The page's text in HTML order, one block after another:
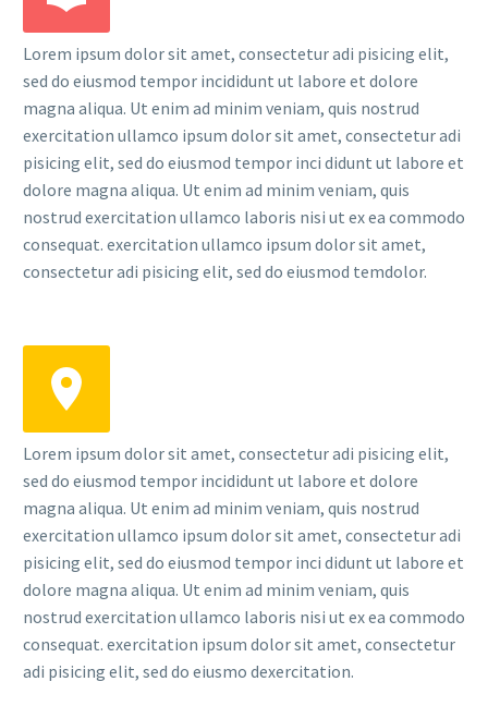
Lorem ipsum dolor sit amet, consectetur adi pisicing elit,
sed do eiusmod tempor incididunt ut labore et dolore
magna aliqua. Ut enim ad minim veniam, quis nostrud
exercitation ullamco ipsum dolor sit amet, consectetur adi
pisicing elit, sed do eiusmod tempor inci didunt ut labore et
dolore magna aliqua. Ut enim ad minim veniam, quis
nostrud exercitation ullamco laboris nisi ut ex ea commodo
consequat. exercitation ullamco ipsum dolor sit amet,
consectetur adi pisicing elit, sed do eiusmod temdolor.
Lorem ipsum dolor sit amet, consectetur adi pisicing elit,
sed do eiusmod tempor incididunt ut labore et dolore
magna aliqua. Ut enim ad minim veniam, quis nostrud
exercitation ullamco ipsum dolor sit amet, consectetur adi
pisicing elit, sed do eiusmod tempor inci didunt ut labore et
dolore magna aliqua. Ut enim ad minim veniam, quis
nostrud exercitation ullamco laboris nisi ut ex ea commodo
consequat. exercitation ipsum dolor sit amet, consectetur
adi pisicing elit, sed do eiusmo dexercitation.